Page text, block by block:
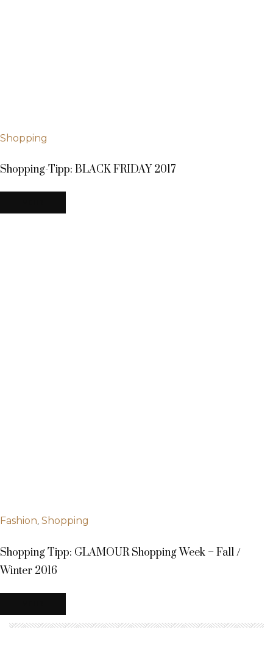
Shopping
Shopping-Tipp: BLACK FRIDAY 2017
Fashion, Shopping
Shopping Tipp: GLAMOUR Shopping Week – Fall /
Winter 2016